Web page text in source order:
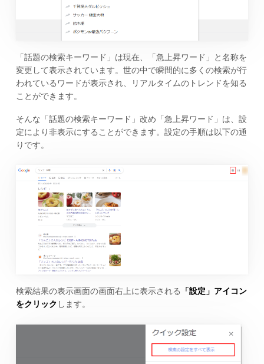
「話題の検索キーワード」は現在、「急上昇ワード」と名称を
変更して表示されています。世の中で瞬間的に多くの検索が行
われているワードが表示され、リアルタイムのトレンドを知る
ことができます。
そんな「話題の検索キーワード」改め「急上昇ワード」は、設
定により非表示にすることができます。設定の手順は以下の通
りです。
検索結果の表示画面の画面右上に表示される
「設定」アイコン
をクリック します。